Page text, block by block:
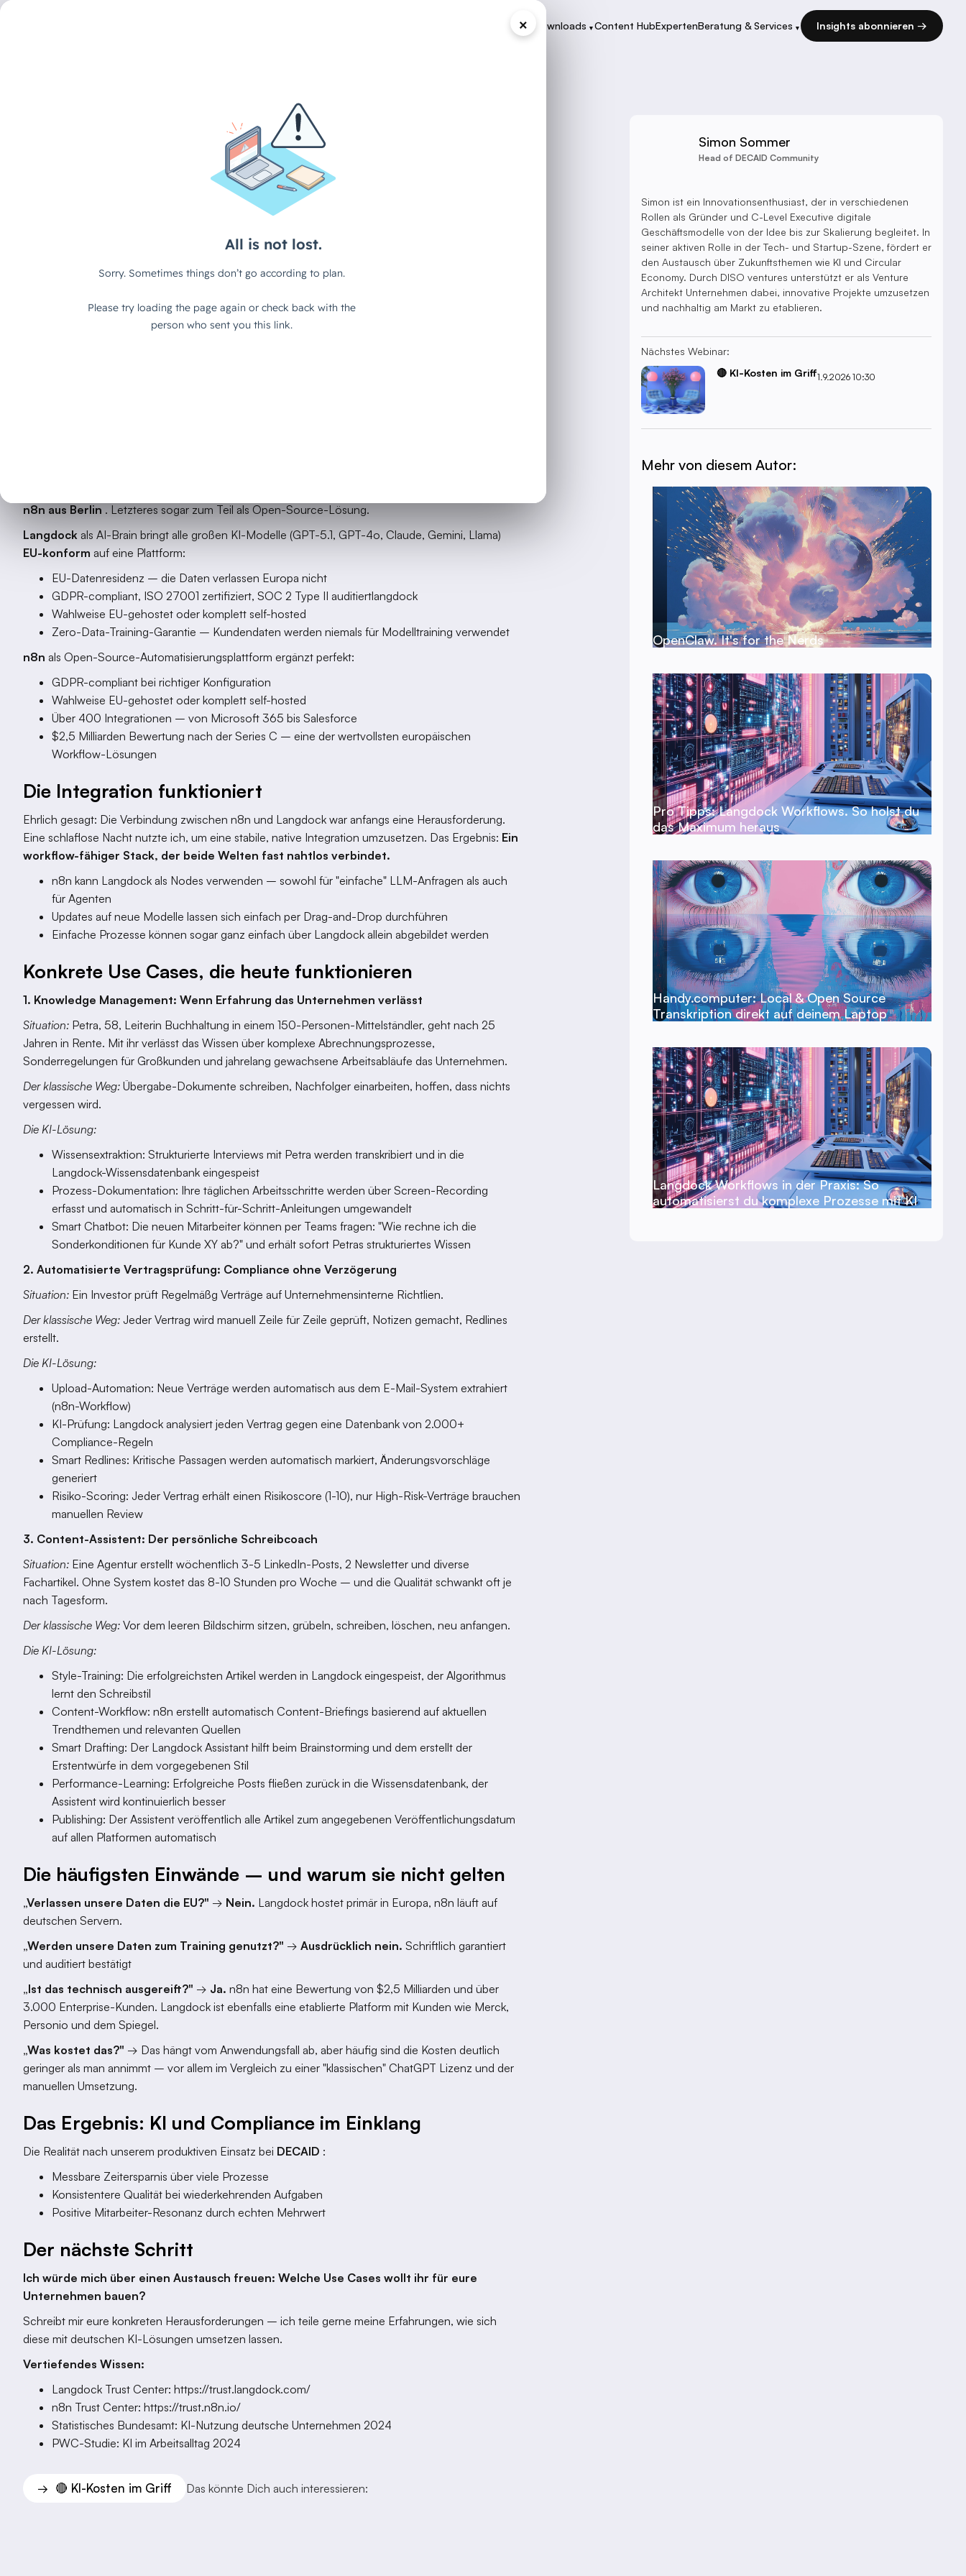
Case Studies Downloads ▾Content HubExpertenBeratung & Services ▾ Insights abonnieren →
×
KI-Workflows „Made in Germany" –
schon heute einfach umsetzbar
Die Realität in deutschen Unternehmen
würde uns helfen, aber wir trauen uns nicht."Die Angst vor Datenschutzverletzungen, vor
amerikanischen Servern und vor unkontrollierbaren Datenflüssen blockiert die KI-Adoption in
n8n aus Berlin . Letzteres sogar zum Teil als Open-Source-Lösung.
Langdock als AI-Brain bringt alle großen KI-Modelle (GPT-5.1, GPT-4o, Claude, Gemini, Llama)
EU-konform auf eine Plattform:
EU-Datenresidenz – die Daten verlassen Europa nicht
GDPR-compliant, ISO 27001 zertifiziert, SOC 2 Type II auditiertlangdock
Wahlweise EU-gehostet oder komplett self-hosted
Zero-Data-Training-Garantie – Kundendaten werden niemals für Modelltraining verwendet
n8n als Open-Source-Automatisierungsplattform ergänzt perfekt:
GDPR-compliant bei richtiger Konfiguration
Wahlweise EU-gehostet oder komplett self-hosted
Über 400 Integrationen – von Microsoft 365 bis Salesforce
$2,5 Milliarden Bewertung nach der Series C – eine der wertvollsten europäischen
Workflow-Lösungen
Die Integration funktioniert
Ehrlich gesagt: Die Verbindung zwischen n8n und Langdock war anfangs eine Herausforderung.
Eine schlaflose Nacht nutzte ich, um eine stabile, native Integration umzusetzen. Das Ergebnis: Ein
workflow-fähiger Stack, der beide Welten fast nahtlos verbindet.
n8n kann Langdock als Nodes verwenden – sowohl für "einfache" LLM-Anfragen als auch
für Agenten
Updates auf neue Modelle lassen sich einfach per Drag-and-Drop durchführen
Einfache Prozesse können sogar ganz einfach über Langdock allein abgebildet werden
Konkrete Use Cases, die heute funktionieren
1. Knowledge Management: Wenn Erfahrung das Unternehmen verlässt
Situation: Petra, 58, Leiterin Buchhaltung in einem 150-Personen-Mittelständler, geht nach 25
Jahren in Rente. Mit ihr verlässt das Wissen über komplexe Abrechnungsprozesse,
Sonderregelungen für Großkunden und jahrelang gewachsene Arbeitsabläufe das Unternehmen.
Der klassische Weg: Übergabe-Dokumente schreiben, Nachfolger einarbeiten, hoffen, dass nichts
vergessen wird.
Die KI-Lösung:
Wissensextraktion: Strukturierte Interviews mit Petra werden transkribiert und in die
Langdock-Wissensdatenbank eingespeist
Prozess-Dokumentation: Ihre täglichen Arbeitsschritte werden über Screen-Recording
erfasst und automatisch in Schritt-für-Schritt-Anleitungen umgewandelt
Smart Chatbot: Die neuen Mitarbeiter können per Teams fragen: "Wie rechne ich die
Sonderkonditionen für Kunde XY ab?" und erhält sofort Petras strukturiertes Wissen
2. Automatisierte Vertragsprüfung: Compliance ohne Verzögerung
Situation: Ein Investor prüft Regelmäßg Verträge auf Unternehmensinterne Richtlien.
Der klassische Weg: Jeder Vertrag wird manuell Zeile für Zeile geprüft, Notizen gemacht, Redlines
erstellt.
Die KI-Lösung:
Upload-Automation: Neue Verträge werden automatisch aus dem E-Mail-System extrahiert
(n8n-Workflow)
KI-Prüfung: Langdock analysiert jeden Vertrag gegen eine Datenbank von 2.000+
Compliance-Regeln
Smart Redlines: Kritische Passagen werden automatisch markiert, Änderungsvorschläge
generiert
Risiko-Scoring: Jeder Vertrag erhält einen Risikoscore (1-10), nur High-Risk-Verträge brauchen
manuellen Review
3. Content-Assistent: Der persönliche Schreibcoach
Situation: Eine Agentur erstellt wöchentlich 3-5 LinkedIn-Posts, 2 Newsletter und diverse
Fachartikel. Ohne System kostet das 8-10 Stunden pro Woche – und die Qualität schwankt oft je
nach Tagesform.
Der klassische Weg: Vor dem leeren Bildschirm sitzen, grübeln, schreiben, löschen, neu anfangen.
Die KI-Lösung:
Style-Training: Die erfolgreichsten Artikel werden in Langdock eingespeist, der Algorithmus
lernt den Schreibstil
Content-Workflow: n8n erstellt automatisch Content-Briefings basierend auf aktuellen
Trendthemen und relevanten Quellen
Smart Drafting: Der Langdock Assistant hilft beim Brainstorming und dem erstellt der
Erstentwürfe in dem vorgegebenen Stil
Performance-Learning: Erfolgreiche Posts fließen zurück in die Wissensdatenbank, der
Assistent wird kontinuierlich besser
Publishing: Der Assistent veröffentlich alle Artikel zum angegebenen Veröffentlichungsdatum
auf allen Platformen automatisch
Die häufigsten Einwände – und warum sie nicht gelten
„Verlassen unsere Daten die EU?" → Nein. Langdock hostet primär in Europa, n8n läuft auf
deutschen Servern.
„Werden unsere Daten zum Training genutzt?" → Ausdrücklich nein. Schriftlich garantiert
und auditiert bestätigt
„Ist das technisch ausgereift?" → Ja. n8n hat eine Bewertung von $2,5 Milliarden und über
3.000 Enterprise-Kunden. Langdock ist ebenfalls eine etablierte Platform mit Kunden wie Merck,
Personio und dem Spiegel.
„Was kostet das?" → Das hängt vom Anwendungsfall ab, aber häufig sind die Kosten deutlich
geringer als man annimmt – vor allem im Vergleich zu einer "klassischen" ChatGPT Lizenz und der
manuellen Umsetzung.
Das Ergebnis: KI und Compliance im Einklang
Die Realität nach unserem produktiven Einsatz bei DECAID :
Messbare Zeitersparnis über viele Prozesse
Konsistentere Qualität bei wiederkehrenden Aufgaben
Positive Mitarbeiter-Resonanz durch echten Mehrwert
Der nächste Schritt
Ich würde mich über einen Austausch freuen: Welche Use Cases wollt ihr für eure
Unternehmen bauen?
Schreibt mir eure konkreten Herausforderungen – ich teile gerne meine Erfahrungen, wie sich
diese mit deutschen KI-Lösungen umsetzen lassen.
Vertiefendes Wissen:
Langdock Trust Center: https://trust.langdock.com/
n8n Trust Center: https://trust.n8n.io/
Statistisches Bundesamt: KI-Nutzung deutsche Unternehmen 2024
PWC-Studie: KI im Arbeitsalltag 2024
→ 🔴 KI-Kosten im Griff Das könnte Dich auch interessieren:
Simon Sommer
Head of DECAID Community
Simon ist ein Innovationsenthusiast, der in verschiedenen
Rollen als Gründer und C-Level Executive digitale
Geschäftsmodelle von der Idee bis zur Skalierung begleitet. In
seiner aktiven Rolle in der Tech- und Startup-Szene, fördert er
den Austausch über Zukunftsthemen wie KI und Circular
Economy. Durch DISO ventures unterstützt er als Venture
Architekt Unternehmen dabei, innovative Projekte umzusetzen
und nachhaltig am Markt zu etablieren.
Nächstes Webinar:
🔴 KI-Kosten im Griff1.9.2026 10:30
Mehr von diesem Autor:
OpenClaw. It's for the Nerds
Pro Tipps: Langdock Workflows. So holst du
das Maximum heraus
Handy.computer: Local & Open Source
Transkription direkt auf deinem Laptop
Langdock Workflows in der Praxis: So
automatisierst du komplexe Prozesse mit KI